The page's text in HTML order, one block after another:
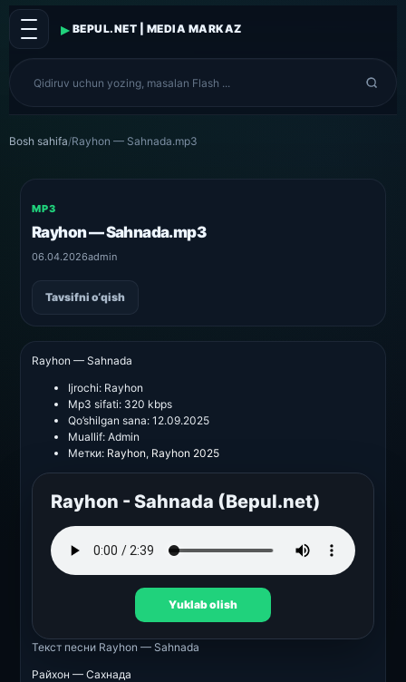
▸ BEPUL.NET | MEDIA MARKAZ
Bosh sahifa/Rayhon — Sahnada.mp3
MP3
Rayhon — Sahnada.mp3
06.04.2026admin
Tavsifni o‘qish
Rayhon — Sahnada
Ijrochi: Rayhon
Mp3 sifati: 320 kbps
Qo’shilgan sana: 12.09.2025
Muallif: Admin
Метки: Rayhon, Rayhon 2025
Rayhon - Sahnada (Bepul.net)
Yuklab olish
Текст песни Rayhon — Sahnada
Райхон — Сахнада